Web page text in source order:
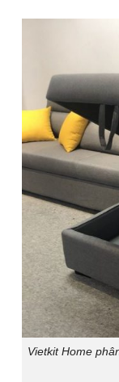
Vietkit Home